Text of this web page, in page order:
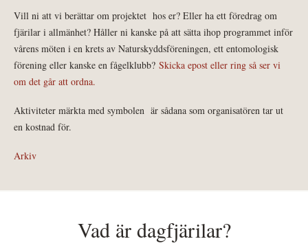
Vill ni att vi berättar om projektet hos er? Eller ha ett föredrag om
fjärilar i allmänhet? Håller ni kanske på att sätta ihop programmet inför
vårens möten i en krets av Naturskyddsföreningen, ett entomologisk
förening eller kanske en fågelklubb? Skicka epost eller ring så ser vi
om det går att ordna.
Aktiviteter märkta med symbolen är sådana som organisatören tar ut
en kostnad för.
Arkiv
Vad är dagfjärilar?